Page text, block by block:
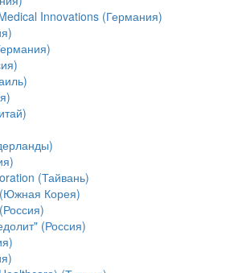
Innovations (Германия)
(Тайвань)
Корея)
(Россия)